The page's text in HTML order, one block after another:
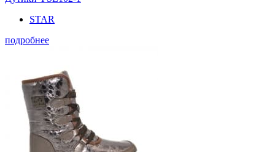
STAR
подробнее